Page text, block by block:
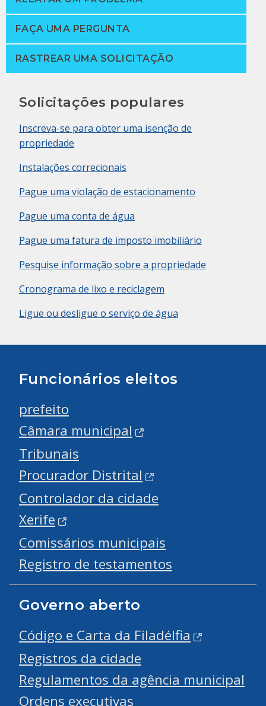
FAÇA UMA PERGUNTA
RASTREAR UMA SOLICITAÇÃO
Solicitações populares
Inscreva-se para obter uma isenção de
propriedade
Instalações correcionais
Pague uma violação de estacionamento
Pague uma conta de água
Pague uma fatura de imposto imobiliário
Pesquise informação sobre a propriedade
Cronograma de lixo e reciclagem
Ligue ou desligue o serviço de água
Funcionários eleitos
prefeito
Câmara municipal
Tribunais
Procurador Distrital
Controlador da cidade
Xerife
Comissários municipais
Registro de testamentos
Governo aberto
Código e Carta da Filadélfia
Registros da cidade
Regulamentos da agência municipal
Ordens executivas